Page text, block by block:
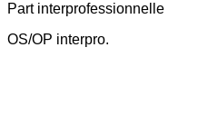
Part interprofessionnelle
OS/OP interpro.